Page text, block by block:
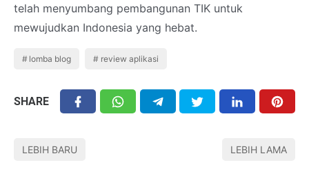
telah menyumbang pembangunan TIK untuk
mewujudkan Indonesia yang hebat.
lomba blog review aplikasi
SHARE
LEBIH BARU LEBIH LAMA